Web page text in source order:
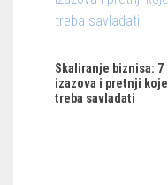
Skaliranje biznisa: 7
izazova i pretnji koje
treba savladati